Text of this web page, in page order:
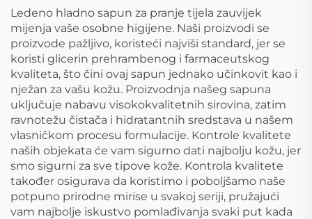
Ledeno hladno sapun za pranje tijela zauvijek
mijenja vaše osobne higijene. Naši proizvodi se
proizvode pažljivo, koristeći najviši standard, jer se
koristi glicerin prehrambenog i farmaceutskog
kvaliteta, što čini ovaj sapun jednako učinkovit kao i
nježan za vašu kožu. Proizvodnja našeg sapuna
uključuje nabavu visokokvalitetnih sirovina, zatim
ravnotežu čistača i hidratantnih sredstava u našem
vlasničkom procesu formulacije. Kontrole kvalitete
naših objekata će vam sigurno dati najbolju kožu, jer
smo sigurni za sve tipove kože. Kontrola kvalitete
također osigurava da koristimo i poboljšamo naše
potpuno prirodne mirise u svakoj seriji, pružajući
vam najbolje iskustvo pomlađivanja svaki put kada